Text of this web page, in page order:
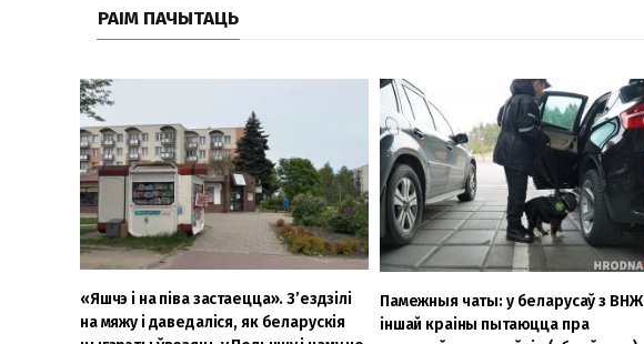
РАІМ ПАЧЫТАЦЬ
«Яшчэ і на піва застаецца». З’ездзілі
на мяжу і даведаліся, як беларускія
Памежныя чаты: у беларусаў з ВНЖ
іншай краіны пытаюцца пра